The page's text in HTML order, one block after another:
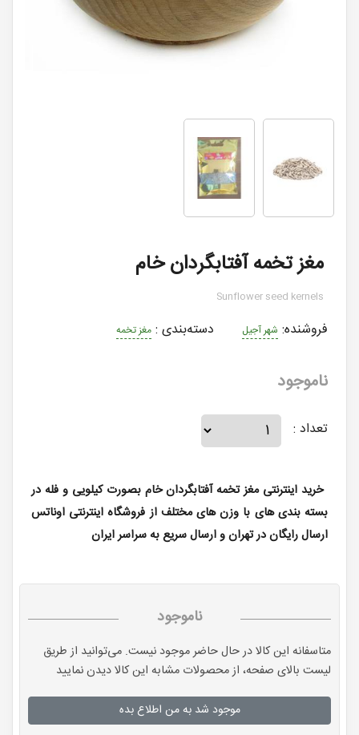
مغز تخمه آفتابگردان خام
Sunflower seed kernels
فروشنده: شهر آجیل دسته‌بندی : مغز تخمه
ناموجود
تعداد :
خرید اینترنتی مغز تخمه آفتابگردان خام بصورت کیلویی و فله در
بسته بندی های با وزن های مختلف از فروشگاه اینترنتی اوناتس
ارسال رایگان در تهران و ارسال سریع به سراسر ایران
ناموجود
متاسفانه این کالا در حال حاضر موجود نیست. می‌توانید از طریق
لیست بالای صفحه، از محصولات مشابه این کالا دیدن نمایید
موجود شد به من اطلاع بده